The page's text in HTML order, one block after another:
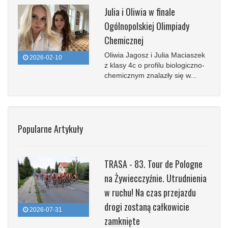
2026-02-10
Julia i Oliwia w finale
Ogólnopolskiej Olimpiady
Chemicznej
Oliwia Jagosz i Julia Maciaszek
z klasy 4c o profilu biologiczno-
chemicznym znalazły się w...
Popularne Artykuły
2026-07-31
TRASA - 83. Tour de Pologne
na Żywiecczyźnie. Utrudnienia
w ruchu! Na czas przejazdu
drogi zostaną całkowicie
zamknięte